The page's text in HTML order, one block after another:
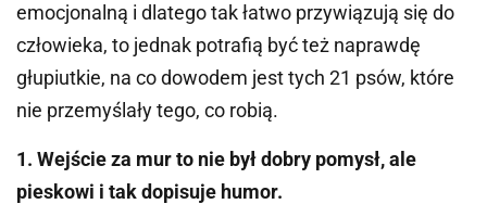
emocjonalną i dlatego tak łatwo przywiązują się do
człowieka, to jednak potrafią być też naprawdę
głupiutkie, na co dowodem jest tych 21 psów, które
nie przemyślały tego, co robią.
1. Wejście za mur to nie był dobry pomysł, ale
pieskowi i tak dopisuje humor.